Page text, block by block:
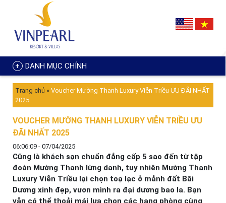
DANH MỤC CHÍNH
Trang chủ » Voucher Mường Thanh Luxury Viễn Triều ƯU ĐÃI NHẤT
2025
VOUCHER MƯỜNG THANH LUXURY VIỄN TRIỀU ƯU
ĐÃI NHẤT 2025
06:06:09 - 07/04/2025
Cũng là khách sạn chuẩn đẳng cấp 5 sao đến từ tập
đoàn Mường Thanh lừng danh, tuy nhiên Mường Thanh
Luxury Viễn Triều lại chọn toạ lạc ở mảnh đất Bãi
Dương xinh đẹp, vươn mình ra đại dương bao la. Bạn
vẫn có thể thoải mái lựa chọn các hạng phòng cùng